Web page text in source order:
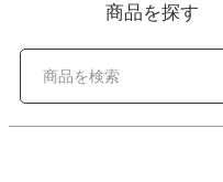
キッチン用品
商品を探す